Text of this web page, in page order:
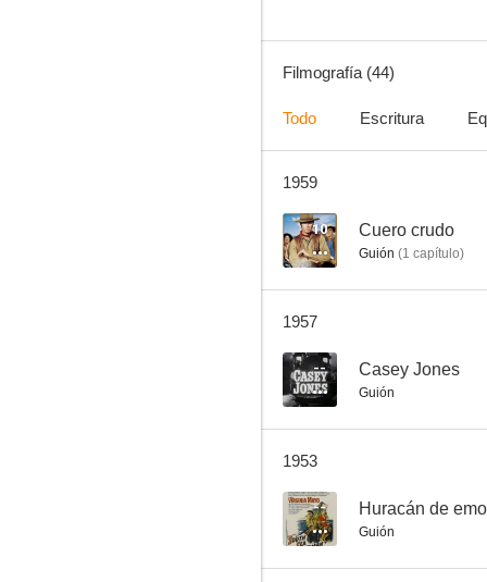
Breakfast in Hollywood
Filmografía (44)
Todo Escritura
1959
10 Cuero crudo
Guión (1 capítulo)
1957
-- Casey Jones
Guión
1953
-- Huracán de
Guión